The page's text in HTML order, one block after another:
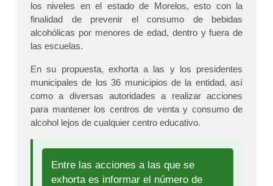
los niveles en el estado de Morelos, esto con la
finalidad de prevenir el consumo de bebidas
alcohólicas por menores de edad, dentro y fuera de
las escuelas.
En su propuesta, exhorta a las y los presidentes
municipales de los 36 municipios de la entidad, así
como a diversas autoridades a realizar acciones
para mantener los centros de venta y consumo de
alcohol lejos de cualquier centro educativo.
Entre las acciones a las que se
exhorta es informar el número de